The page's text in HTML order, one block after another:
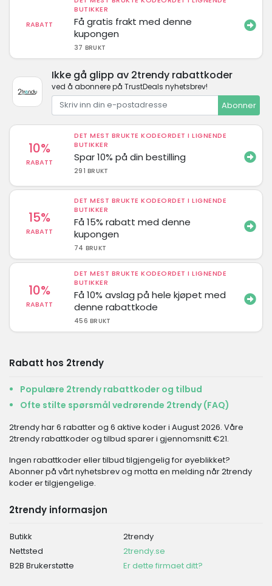
RABATT
BUTIKKER
Få gratis frakt med denne
kupongen
37 BRUKT
Ikke gå glipp av 2trendy rabattkoder
ved å abonnere på TrustDeals nyhetsbrev!
Abonner
10%
RABATT
DET MEST BRUKTE KODEORDET I LIGNENDE
BUTIKKER
Spar 10% på din bestilling
291 BRUKT
15%
RABATT
DET MEST BRUKTE KODEORDET I LIGNENDE
BUTIKKER
Få 15% rabatt med denne
kupongen
74 BRUKT
10%
RABATT
DET MEST BRUKTE KODEORDET I LIGNENDE
BUTIKKER
Få 10% avslag på hele kjøpet med
denne rabattkode
456 BRUKT
Rabatt hos 2trendy
Populære 2trendy rabattkoder og tilbud
Ofte stilte spørsmål vedrørende 2trendy (FAQ)
2trendy har 6 rabatter og 6 aktive koder i August 2026. Våre
2trendy rabattkoder og tilbud sparer i gjennomsnitt €21.
Ingen rabattkoder eller tilbud tilgjengelig for øyeblikket?
Abonner på vårt nyhetsbrev og motta en melding når 2trendy
koder er tilgjengelige.
2trendy informasjon
Butikk
2trendy
Nettsted
2trendy.se
B2B Brukerstøtte
Er dette firmaet ditt?